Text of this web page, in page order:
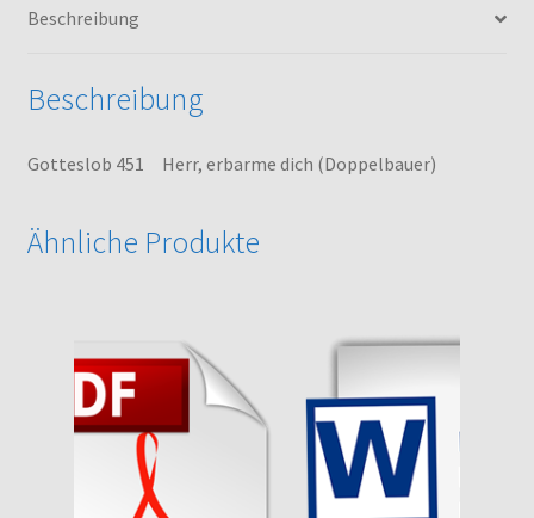
Beschreibung
Beschreibung
Gotteslob 451 Herr, erbarme dich (Doppelbauer)
Ähnliche Produkte